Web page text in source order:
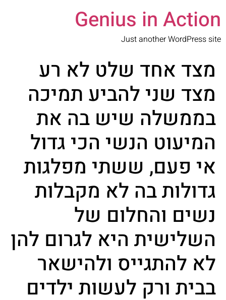
Genius in
Just another WordPress
מצד אחד שלט לא רע
מצד שני להביע תמיכה
בממשלה שיש בה את
המיעוט הנשי הכי גדול
אי פעם, ששתי מפלגות
גדולות בה לא מקבלות
נשים והחלום של
השלישית היא לגרום להן
לא להתגייס ולהישאר
בבית ורק לעשות ילדים